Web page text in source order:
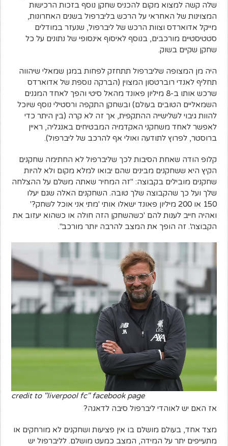
שלה קשה למצוא מקום להכניס שחקן נוסף בזכות הרכישות
המצוינות של האחראי על הרכש בליברפול בשנים האחרונות,
מייקל אדוארדס וצוות הרכש של ליברפול, שנעזר במודלים
סטטיסטיים מורכבים, בנוסף לאיסוף אינסופי של נתונים על כל
שחקן שקיים בשוק.
היה מן המצופה שליברפול תתחזק לפחות במגן שמאלי שיהווה
תחליף לאנדי רוברטסון המצוין (הברקה נוספת של אדוארדס
שרכש אותו ב-8 מיליון פאונד מהאל סיטי והפך לאחד המגנים
השמאליים הטובים בעולם) ובשחקן התקפה ורסטילי נוסף שיוכל
להוות גיבוי לשלישייה ההתקפית, אך זה לא קרה (בין היתר כדי
לאפשר לאחד משחקני האקדמיה המבטיחים באנגליה, ראיין
ברוסטר, לפרוץ לתודעה ואולי אף להרכב של ליברפול).
קלופ הודה שאחת הסיבות לכך שליברפול לא החתימה שחקנים
הקיץ היא ששחקנים מבינים שהם יבואו למלא מקום ולא להיות
שחקנים מובילים בקבוצה: "זה המחיר שאתה משלם על ההצלחה
שלך ועל כך שהקבוצה שלך טובה. השחקנים האלה שגם יעלו
150 או 200 מיליון פאונד ישאלו אותי 'מתי אני אוכל לשחק?'
ואהיה חייב לענות להם 'כשהשחקן הזה חולה או כשהוא יעזוב את
הקבוצה'. זה הופך את המצב להרבה יותר מורכב".
credit to "liverpool fc" facebook page
אז האם יש לאוהדי ליברפול סיבה לדאגה?
מצד אחד, בעולם מושלם בו אין פציעות ושחקנים לא מורחקים או
מתעייפים יתר על המידה, המצב כמעט מושלם. לליברפול יש